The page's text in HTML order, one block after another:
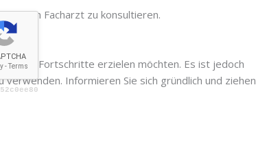
einen Facharzt zu konsultieren.
Fortschritte erzielen möchten. Es ist jedoch
Informieren Sie sich gründlich und ziehen